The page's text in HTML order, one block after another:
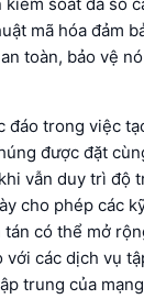
soát đa số
mã hóa đảm
toàn, bảo vệ
đáo trong việc
được đặt
vẫn duy trì độ
cho phép các
tán có thể mở
với các dịch vụ
trung của